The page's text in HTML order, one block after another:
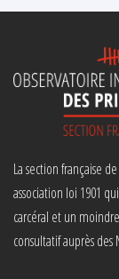
La section française
association loi 1901
carcéral et un
consultatif auprès des